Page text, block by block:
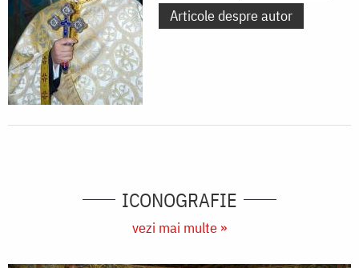
Articole despre autor
ICONOGRAFIE
vezi mai multe »